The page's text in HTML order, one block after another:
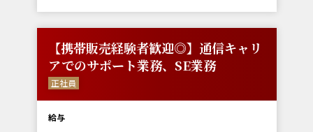
【携帯販売経験者歓迎◎】通信キャリ
アでのサポート業務、SE業務
正社員
給与